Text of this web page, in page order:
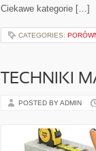
Ciekawe kategorie […]
CATEGORIES:
TECHNIKI
POSTED BY ADMIN